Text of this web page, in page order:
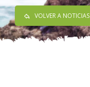
VOLVER A NOTICIAS